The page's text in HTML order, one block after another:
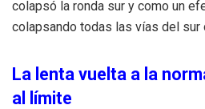
colapsó la ronda sur y como un
colapsando todas las vías del sur
La lenta vuelta a la
al límite